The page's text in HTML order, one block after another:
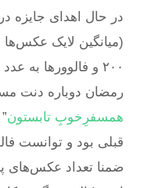
در حال اهدای جایزه
رمضان دوباره دنت
همسفرِخوبِ تابستون”
ضمنا تعداد عکس‌های